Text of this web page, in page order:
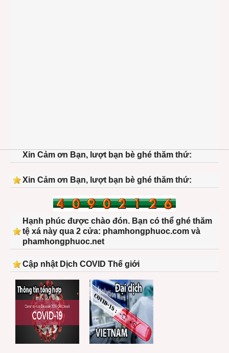
Xin Cảm ơn Bạn, lượt bạn bè ghé thăm thứ:
Xin Cảm ơn Bạn, lượt bạn bè ghé thăm thứ:
Hạnh phúc được chào đón. Bạn có thể ghé thăm
tệ xá này qua 2 cửa: phamhongphuoc.com và
phamhongphuoc.net
Cập nhật Dịch COVID Thế giới